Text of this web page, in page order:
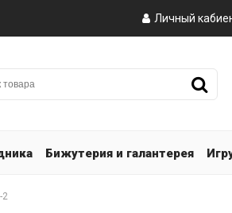
Личный
Бижутерия и галантерея
2